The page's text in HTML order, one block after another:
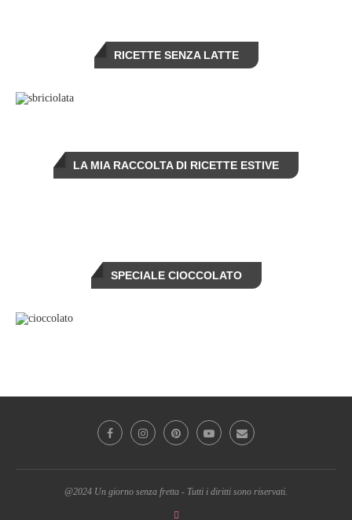
RICETTE SENZA LATTE
LA MIA RACCOLTA DI RICETTE ESTIVE
SPECIALE CIOCCOLATO
@2024 Un giorno senza fretta - Tutti i diritti sono riservati.